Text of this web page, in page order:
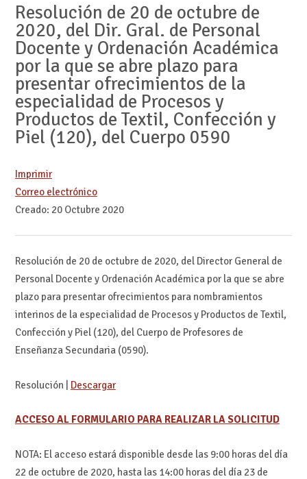
Resolución de 20 de octubre de
2020, del Dir. Gral. de Personal
Docente y Ordenación Académica
por la que se abre plazo para
presentar ofrecimientos de la
especialidad de Procesos y
Productos de Textil, Confección y
Piel (120), del Cuerpo 0590
Imprimir
Correo electrónico
Creado: 20 Octubre 2020
Resolución de 20 de octubre de 2020, del Director General de
Personal Docente y Ordenación Académica por la que se abre
plazo para presentar ofrecimientos para nombramientos
interinos de la especialidad de Procesos y Productos de Textil,
Confección y Piel (120), del Cuerpo de Profesores de
Enseñanza Secundaria (0590).
Resolución | Descargar
ACCESO AL FORMULARIO PARA REALIZAR LA SOLICITUD
NOTA: El acceso estará disponible desde las 9:00 horas del día
22 de octubre de 2020, hasta las 14:00 horas del día 23 de